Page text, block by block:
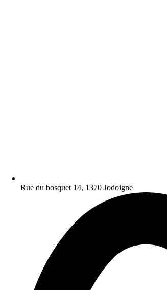
Rue du bosquet 14, 1370 Jodoigne